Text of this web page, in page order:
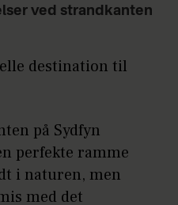
ved strandkanten
destination til
på Sydfyn
perfekte ramme
i naturen, men
med det